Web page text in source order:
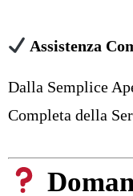
Assistenza
Dalla Semplice
Completa della